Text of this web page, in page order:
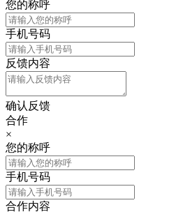
您的称呼
手机号码
反馈内容
确认反馈
合作
×
您的称呼
手机号码
合作内容